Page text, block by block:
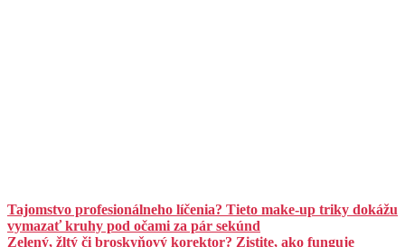
Tajomstvo profesionálneho líčenia? Tieto make-up triky dokážu
vymazať kruhy pod očami za pár sekúnd
Zelený, žltý či broskyňový korektor? Zistite, ako funguje